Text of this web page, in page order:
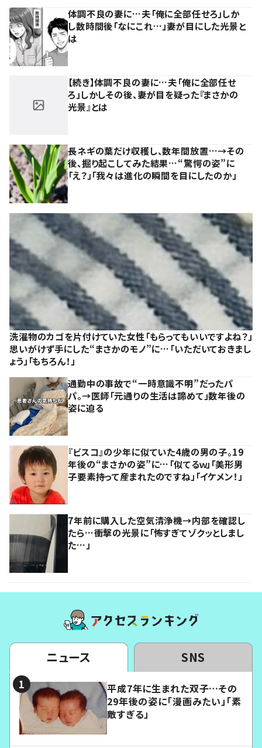
体調不良の妻に…夫「俺に全部任せろ」しか
し数時間後「なにこれ…」妻が目にした光景と
は
【続き】体調不良の妻に…夫「俺に全部任せ
ろ」しかしその後、妻が目を疑った『まさかの
光景』とは
長ネギの葉だけ収穫し、数年間放置…→その
後、掘り起こしてみた結果…“驚愕の姿”に
「え？」「我々は進化の瞬間を目にしたのか」
洗濯物のカゴを片付けていた女性「もらってもいいですよね？」
思いがけず手にした“まさかのモノ”に…「いただいておきまし
ょう」「もちろん！」
通勤中の事故で“一時意識不明”だったパ
パ。→医師「元通りの生活は諦めて」数年後の
姿に迫る
『ビスコ』の少年に似ていた4歳の男の子。19
年後の“まさかの姿”に…「似てるｗ」「美形男
子要素持って産まれたのですね」「イケメン！」
7年前に購入した空気清浄機→内部を確認し
たら…衝撃の光景に「怖すぎてゾクッとしまし
た…」
ニュース SNS
平成7年に生まれた双子…その
29年後の姿に「漫画みたい」「素
敵すぎる」